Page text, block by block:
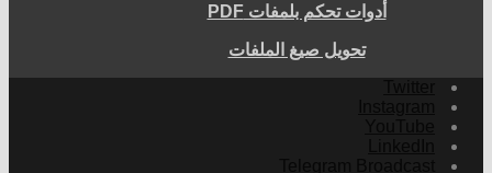
أدوات تحكم بلمفات PDF
تحويل صيغ الملفات